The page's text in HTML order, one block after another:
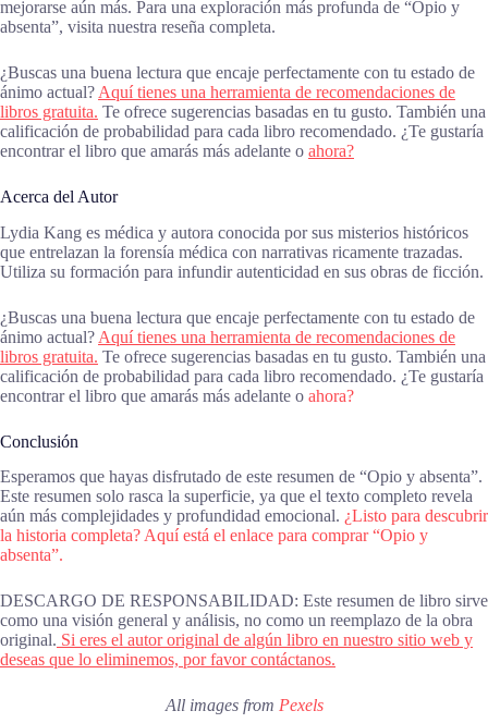
mejorarse aún más. Para una exploración más profunda de “Opio y
absenta”, visita nuestra reseña completa.
¿Buscas una buena lectura que encaje perfectamente con tu estado de
ánimo actual? Aquí tienes una herramienta de recomendaciones de
libros gratuita. Te ofrece sugerencias basadas en tu gusto. También una
calificación de probabilidad para cada libro recomendado. ¿Te gustaría
encontrar el libro que amarás más adelante o ahora?
Acerca del Autor
Lydia Kang es médica y autora conocida por sus misterios históricos
que entrelazan la forensía médica con narrativas ricamente trazadas.
Utiliza su formación para infundir autenticidad en sus obras de ficción.
¿Buscas una buena lectura que encaje perfectamente con tu estado de
ánimo actual? Aquí tienes una herramienta de recomendaciones de
libros gratuita. Te ofrece sugerencias basadas en tu gusto. También una
calificación de probabilidad para cada libro recomendado. ¿Te gustaría
encontrar el libro que amarás más adelante o ahora?
Conclusión
Esperamos que hayas disfrutado de este resumen de “Opio y absenta”.
Este resumen solo rasca la superficie, ya que el texto completo revela
aún más complejidades y profundidad emocional. ¿Listo para descubrir
la historia completa? Aquí está el enlace para comprar “Opio y
absenta”.
DESCARGO DE RESPONSABILIDAD: Este resumen de libro sirve
como una visión general y análisis, no como un reemplazo de la obra
original. Si eres el autor original de algún libro en nuestro sitio web y
deseas que lo eliminemos, por favor contáctanos.
All images from Pexels